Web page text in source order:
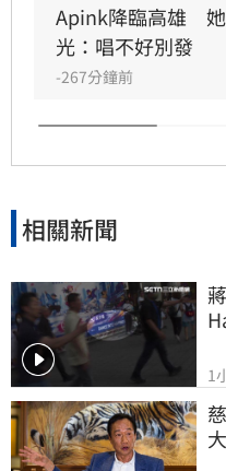
熱情應援，尖叫與
HIGHLIGHT壓軸接
潮。
Apink降臨高雄　
光：唱不好別發
-267分鐘前
相關新聞
1